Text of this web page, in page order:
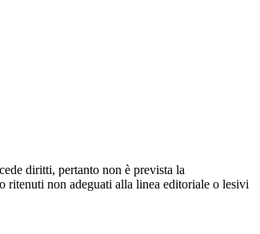
diritti, pertanto non è prevista la
ritenuti non adeguati alla linea editoriale o lesivi